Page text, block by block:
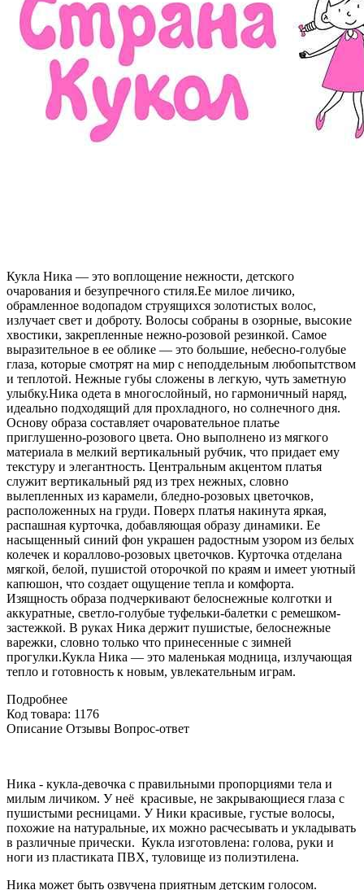
Кукла Ника — это воплощение нежности, детского
очарования и безупречного стиля.Ее милое личико,
обрамленное водопадом струящихся золотистых волос,
излучает свет и доброту. Волосы собраны в озорные, высокие
хвостики, закрепленные нежно-розовой резинкой. Самое
выразительное в ее облике — это большие, небесно-голубые
глаза, которые смотрят на мир с неподдельным любопытством
и теплотой. Нежные губы сложены в легкую, чуть заметную
улыбку.Ника одета в многослойный, но гармоничный наряд,
идеально подходящий для прохладного, но солнечного дня.
Основу образа составляет очаровательное платье
приглушенно-розового цвета. Оно выполнено из мягкого
материала в мелкий вертикальный рубчик, что придает ему
текстуру и элегантность. Центральным акцентом платья
служит вертикальный ряд из трех нежных, словно
вылепленных из карамели, бледно-розовых цветочков,
расположенных на груди. Поверх платья накинута яркая,
распашная курточка, добавляющая образу динамики. Ее
насыщенный синий фон украшен радостным узором из белых
колечек и кораллово-розовых цветочков. Курточка отделана
мягкой, белой, пушистой оторочкой по краям и имеет уютный
капюшон, что создает ощущение тепла и комфорта.
Изящность образа подчеркивают белоснежные колготки и
аккуратные, светло-голубые туфельки-балетки с ремешком-
застежкой. В руках Ника держит пушистые, белоснежные
варежки, словно только что принесенные с зимней
прогулки.Кукла Ника — это маленькая модница, излучающая
тепло и готовность к новым, увлекательным играм.
Подробнее
Код товара: 1176
Описание Отзывы Вопрос-ответ
Ника - кукла-девочка с правильными пропорциями тела и
милым личиком. У неё красивые, не закрывающиеся глаза с
пушистыми ресницами. У Ники красивые, густые волосы,
похожие на натуральные, их можно расчесывать и укладывать
в различные прически. Кукла изготовлена: голова, руки и
ноги из пластиката ПВХ, туловище из полиэтилена.
Ника может быть озвучена приятным детским голосом.